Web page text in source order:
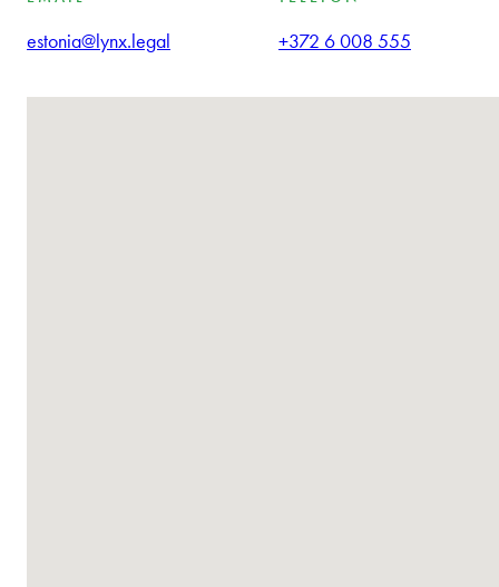
estonia@lynx.legal +372 6 008 555